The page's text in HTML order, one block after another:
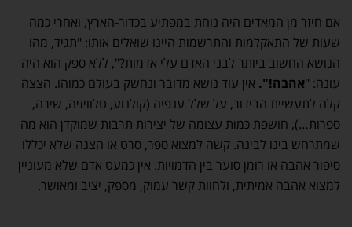
אם חיזר מן המאדים היה נוחת במפתיע בכדור-הארץ, ואחרי כמה
שעות של התאקלמות והתרשמות היינו שואלים אותו: "תגיד, מהו
הנושא החשוב ביותר לבני האדם עלי אדמות?", ללא ספק הוא היה
עונה: "אהבה!". אין עוד נושא מדובר ונחשק בעולם כמוהו. הצצה
קלה לתעשיית הבידור, על שלל ענפיה (קולנוע, טלוויזיה, שירה,
ספרות…), חושפת כַּמוּת עצומה של יצירות תרבות שמוקדן הוא מה
שמתרחש בינו לבינה. קשה למצוא ספר, סרט או הצגה שלא יכללו
סיפור אהבה או רומן סוער בין הדמויות. אין כמעט אדם שלא מעוניין
למצוא אהבה אמיתית, ולחוות קשר עמוק, מספק, יציב ומאושר.